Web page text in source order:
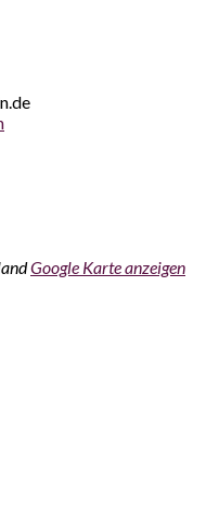
Google Karte anzeigen